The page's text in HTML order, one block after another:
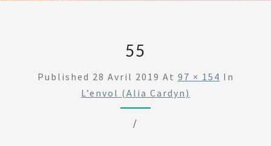
55
Published 28 Avril 2019 At 97 × 154 In
L’envol (Alia Cardyn)
/